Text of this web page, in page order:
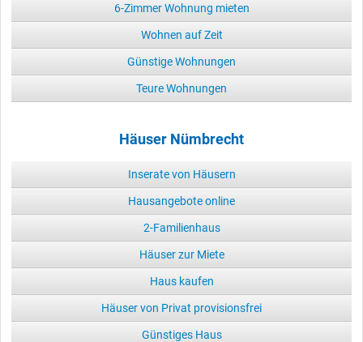
6-Zimmer Wohnung mieten
Wohnen auf Zeit
Günstige Wohnungen
Teure Wohnungen
Häuser Nümbrecht
Inserate von Häusern
Hausangebote online
2-Familienhaus
Häuser zur Miete
Haus kaufen
Häuser von Privat provisionsfrei
Günstiges Haus